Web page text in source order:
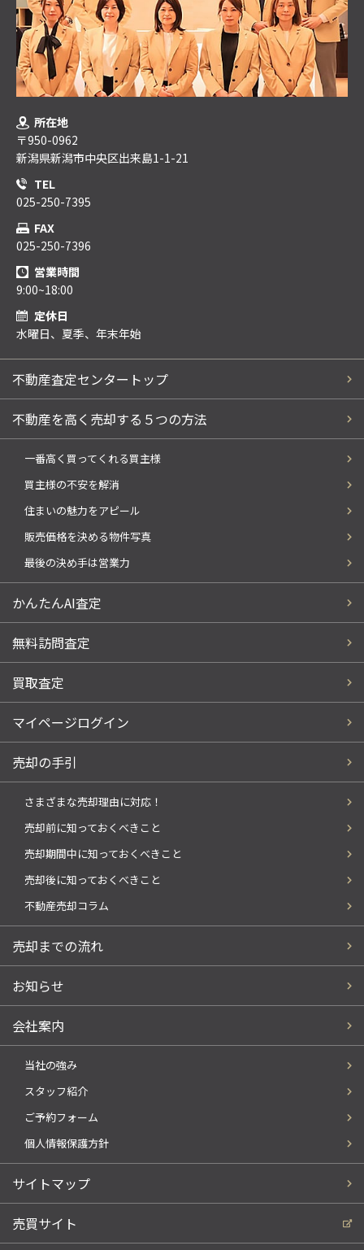
所在地
〒950-0962
新潟県新潟市中央区出来島1-1-21
TEL
025-250-7395
FAX
025-250-7396
営業時間
9:00~18:00
定休日
水曜日、夏季、年末年始
不動産査定センタートップ
不動産を高く売却する５つの方法
一番高く買ってくれる買主様
買主様の不安を解消
住まいの魅力をアピール
販売価格を決める物件写真
最後の決め手は営業力
かんたんAI査定
無料訪問査定
買取査定
マイページログイン
売却の手引
さまざまな売却理由に対応！
売却前に知っておくべきこと
売却期間中に知っておくべきこと
売却後に知っておくべきこと
不動産売却コラム
売却までの流れ
お知らせ
会社案内
当社の強み
スタッフ紹介
ご予約フォーム
個人情報保護方針
サイトマップ
売買サイト